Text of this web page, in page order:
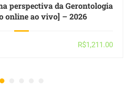
perspectiva da Gerontologia
online ao vivo] – 2026
R$1,211.00